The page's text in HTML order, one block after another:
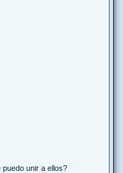
unir a ellos?